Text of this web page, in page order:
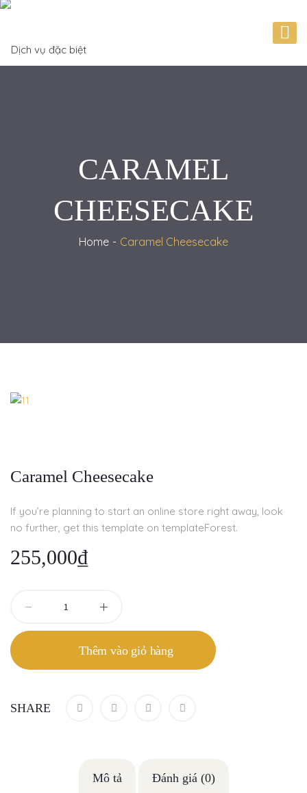
CARAMEL
CHEESECAKE
Home Caramel Cheesecake
Caramel Cheesecake
If you’re planning to start an online store right away, look
no further, get this template on templateForest.
255,000₫
Thêm vào giỏ hàng
SHARE
Mô tả Đánh giá (0)